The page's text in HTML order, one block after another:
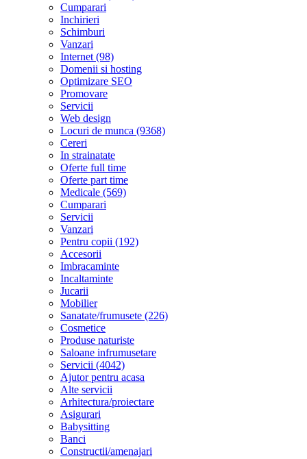
Cumparari
Inchirieri
Schimburi
Vanzari
Internet (98)
Domenii si hosting
Optimizare SEO
Promovare
Servicii
Web design
Locuri de munca (9368)
Cereri
In strainatate
Oferte full time
Oferte part time
Medicale (569)
Cumparari
Servicii
Vanzari
Pentru copii (192)
Accesorii
Imbracaminte
Incaltaminte
Jucarii
Mobilier
Sanatate/frumusete (226)
Cosmetice
Produse naturiste
Saloane infrumusetare
Servicii (4042)
Ajutor pentru acasa
Alte servicii
Arhitectura/proiectare
Asigurari
Babysitting
Banci
Constructii/amenajari